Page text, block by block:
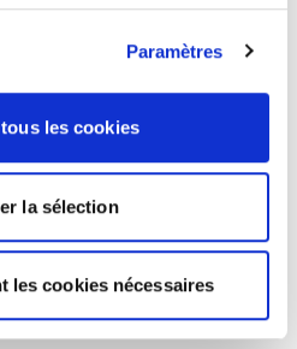
Paramètres
les cookies
la sélection
les cookies nécessaires